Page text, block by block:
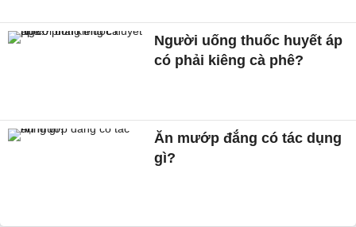
Người uống thuốc huyết áp
có phải kiêng cà phê?
Ăn mướp đắng có tác dụng
gì?